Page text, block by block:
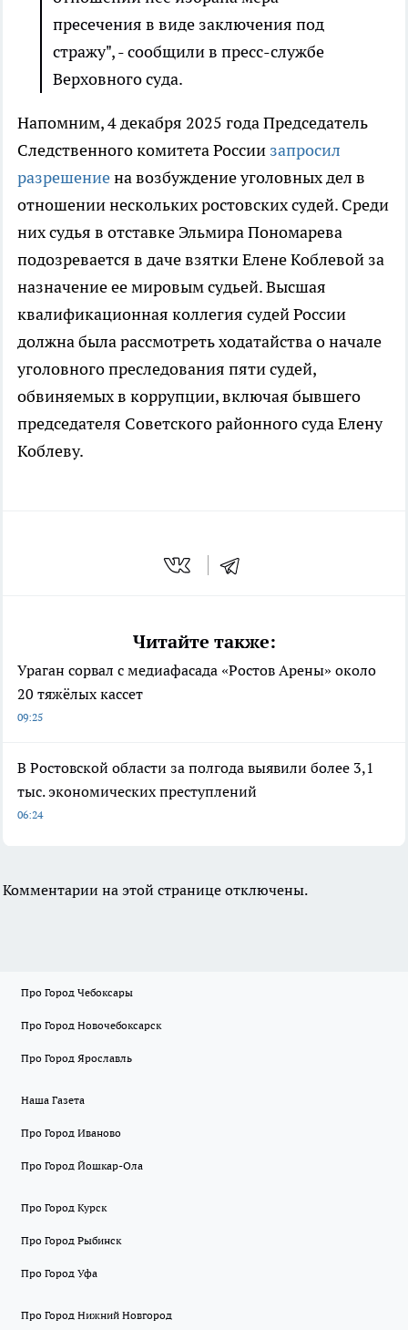
пресечения в виде заключения под
стражу", - сообщили в пресс-службе
Верховного суда.
Напомним, 4 декабря 2025 года Председатель
Следственного комитета России запросил
разрешениена возбуждение уголовных дел в
отношении нескольких ростовских судей. Среди
них судья в отставке Эльмира Пономарева
подозревается в даче взятки Елене Коблевой за
назначение ее мировым судьей. Высшая
квалификационная коллегия судей России
должна была рассмотреть ходатайства о начале
уголовного преследования пяти судей,
обвиняемых в коррупции, включая бывшего
председателя Советского районного суда Елену
Коблеву.
Читайте также:
Ураган сорвал с медиафасада «Ростов Арены» около
20 тяжёлых кассет
09:25
В Ростовской области за полгода выявили более 3,1
тыс. экономических преступлений
06:24
Комментарии на этой странице отключены.
Про Город Чебоксары
Про Город Новочебоксарск
Про Город Ярославль
Наша Газета
Про Город Иваново
Про Город Йошкар-Ола
Про Город Курск
Про Город Рыбинск
Про Город Уфа
Про Город Нижний Новгород